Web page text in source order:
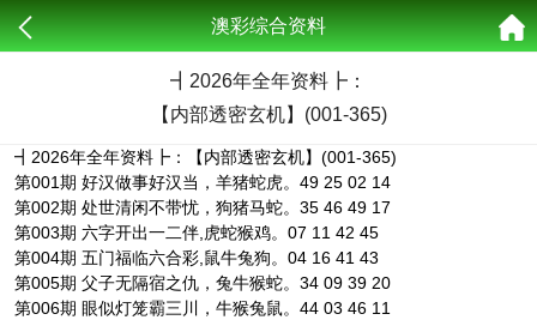
澳彩综合资料
┫ 2026年全年资料┣：
【内部透密玄机】(001-365)
┫2026年全年资料┣：【内部透密玄机】(001-365)
第001期 好汉做事好汉当，羊猪蛇虎。49 25 02 14
第002期 处世清闲不带忧，狗猪马蛇。35 46 49 17
第003期 六字开出一二伴,虎蛇猴鸡。07 11 42 45
第004期 五门福临六合彩,鼠牛兔狗。04 16 41 43
第005期 父子无隔宿之仇，兔牛猴蛇。34 09 39 20
第006期 眼似灯笼霸三川，牛猴兔鼠。44 03 46 11